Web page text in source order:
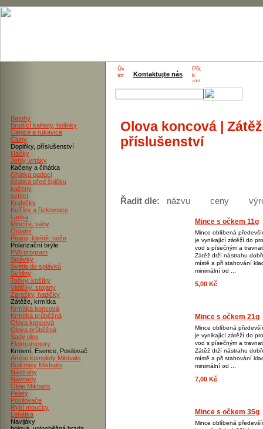
Kontaktujte nás
Batohy
Brodící kalhoty, holínky
Čepice a rukavice
Čluny
Doplňky, příslušenství
Háčky
Jehly, vrtáky
Kačeny a čihátka
čihátka padací
čihátka před špičku
kačeny
svítící
Krabičky
Kufříky a řízkovnice
Lanka
Mincíře, váhy
Ostatní
Peany, kleště, nože
Polarizační brýle
PVA program
Splávky
Světla do splávků
Svítilny
Tašky, košíky
Vidličky, stojany
Zarážky, hadičky
Zátěže, krmítka
Krmítka koncová
Krmítka průběžná
Olova koncová
Olova průběžná
Sady olov
Elektromotory
Krmení, Esence, Posilovač
Amino komplety Mikbaits
Boili mixy Mikbaits
Nástrahy
Návnady
Oleje Mikbaits
Pelety
Posilovače
Rybí moučky
Lehátka
Navijáky
Olova koncová |
příslušenství
Řadit dle: názvu ceny
Mince s očkem 11g
Mince oblíbená
je vynikající zátěží do
vod s písečným a
Zátěž drží nástrahu
místě a při stahování
minimální od ...
5,00 Kč
Mince s očkem 21g
Mince oblíbená
je vynikající zátěží do
vod s písečným a
Zátěž drží nástrahu
místě a při stahování
minimální od ...
7,00 Kč
Mince s očkem 35g
Mince oblíbená